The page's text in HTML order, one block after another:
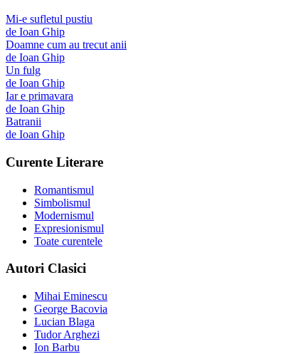
Mi-e sufletul pustiu
de Ioan Ghip
Doamne cum au trecut anii
de Ioan Ghip
Un fulg
de Ioan Ghip
Iar e primavara
de Ioan Ghip
Batranii
de Ioan Ghip
Curente Literare
Romantismul
Simbolismul
Modernismul
Expresionismul
Toate curentele
Autori Clasici
Mihai Eminescu
George Bacovia
Lucian Blaga
Tudor Arghezi
Ion Barbu